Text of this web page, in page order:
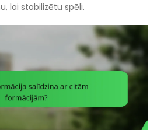
lai stabilizētu spēli.